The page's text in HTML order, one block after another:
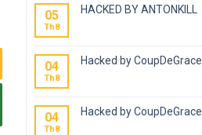
05
Th8
HACKED BY ANTONKILL
04
Th8
Hacked by CoupDeGrace
04
Th8
Hacked by CoupDeGrace